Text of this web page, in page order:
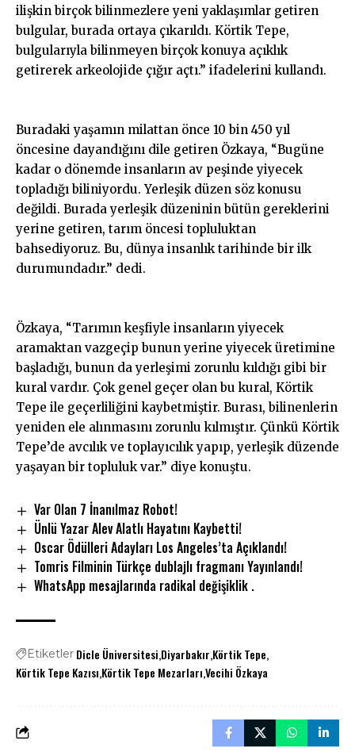
ilişkin birçok bilinmezlere yeni yaklaşımlar getiren
bulgular, burada ortaya çıkarıldı. Körtik Tepe,
bulgularıyla bilinmeyen birçok konuya açıklık
getirerek arkeolojide çığır açtı.” ifadelerini kullandı.
Buradaki yaşamın milattan önce 10 bin 450 yıl
öncesine dayandığını dile getiren Özkaya, “Bugüne
kadar o dönemde insanların av peşinde yiyecek
topladığı biliniyordu. Yerleşik düzen söz konusu
değildi. Burada yerleşik düzeninin bütün gereklerini
yerine getiren, tarım öncesi topluluktan
bahsediyoruz. Bu, dünya insanlık tarihinde bir ilk
durumundadır.” dedi.
Özkaya, “Tarımın keşfiyle insanların yiyecek
aramaktan vazgeçip bunun yerine yiyecek üretimine
başladığı, bunun da yerleşimi zorunlu kıldığı gibi bir
kural vardır. Çok genel geçer olan bu kural, Körtik
Tepe ile geçerliliğini kaybetmiştir. Burası, bilinenlerin
yeniden ele alınmasını zorunlu kılmıştır. Çünkü Körtik
Tepe’de avcılık ve toplayıcılık yapıp, yerleşik düzende
yaşayan bir topluluk var.” diye konuştu.
Var Olan 7 İnanılmaz Robot!
Ünlü Yazar Alev Alatlı Hayatını Kaybetti!
Oscar Ödülleri Adayları Los Angeles’ta Açıklandı!
Tomris Filminin Türkçe dublajlı fragmanı Yayınlandı!
WhatsApp mesajlarında radikal değişiklik .
Etiketler Dicle Üniversitesi Diyarbakır Körtik Tepe
Körtik Tepe Kazısı Körtik Tepe MezarlarıVecihi Özkaya